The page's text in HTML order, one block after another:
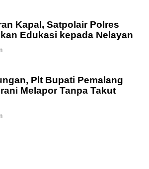
Kapal, Satpolair Polres
Edukasi kepada Nelayan
Plt Bupati Pemalang
Melapor Tanpa Takut